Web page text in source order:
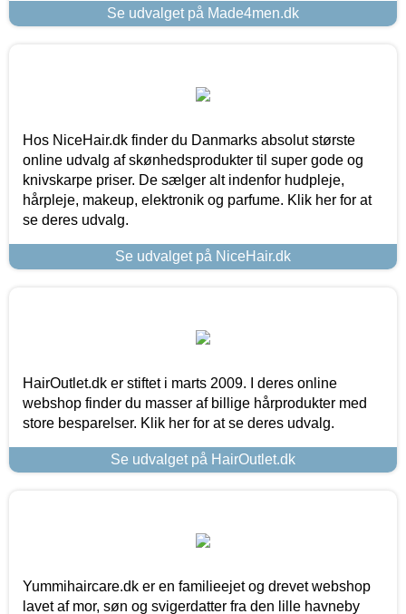
Se udvalget på Made4men.dk
Hos NiceHair.dk finder du Danmarks absolut største
online udvalg af skønhedsprodukter til super gode og
knivskarpe priser. De sælger alt indenfor hudpleje,
hårpleje, makeup, elektronik og parfume. Klik her for at
se deres udvalg.
Se udvalget på NiceHair.dk
HairOutlet.dk er stiftet i marts 2009. I deres online
webshop finder du masser af billige hårprodukter med
store besparelser. Klik her for at se deres udvalg.
Se udvalget på HairOutlet.dk
Yummihaircare.dk er en familieejet og drevet webshop
lavet af mor, søn og svigerdatter fra den lille havneby